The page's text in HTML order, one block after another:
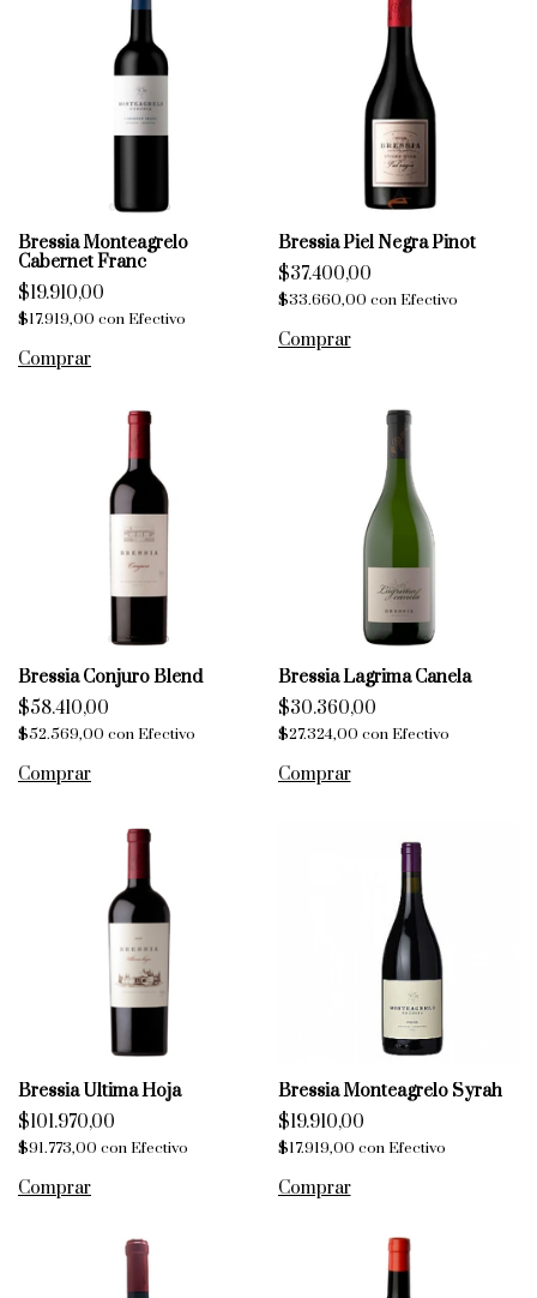
Bressia Monteagrelo
Cabernet Franc
$19.910,00
$17.919,00 conEfectivo
Bressia Piel Negra Pinot
$37.400,00
$33.660,00 con Efectivo
Bressia Conjuro Blend
$58.410,00
$52.569,00 conEfectivo
Bressia Lagrima Canela
$30.360,00
$27.324,00 con Efectivo
Bressia Ultima Hoja
$101.970,00
$91.773,00 conEfectivo
Bressia Monteagrelo Syrah
$19.910,00
$17.919,00 con Efectivo